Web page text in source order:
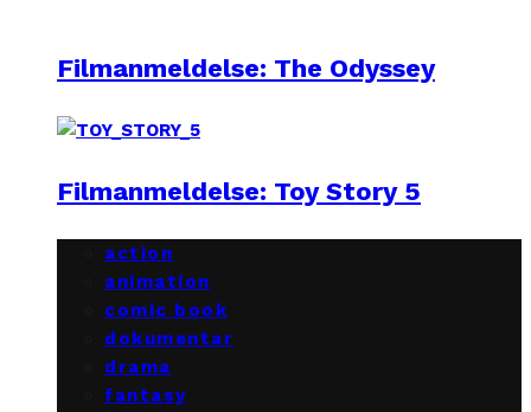
Filmanmeldelse: The Odyssey
Filmanmeldelse: Toy Story 5
action
animation
comic book
dokumentar
drama
fantasy